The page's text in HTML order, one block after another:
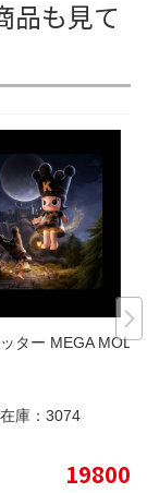
品も見て
ター MEGA MOLL
庫： 3074
19800